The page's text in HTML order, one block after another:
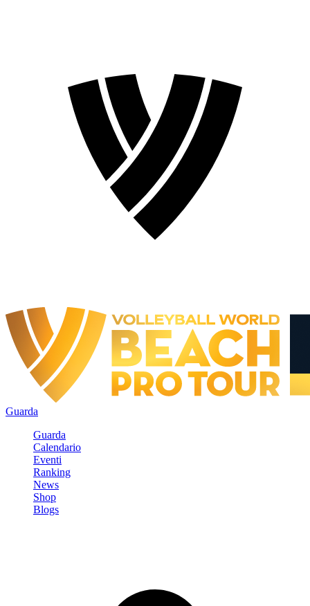
Guarda
Guarda
Calendario
Eventi
Ranking
News
Shop
Blogs